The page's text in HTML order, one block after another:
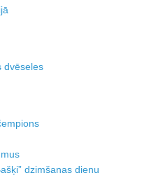
dvēseles
dzimšanas dienu